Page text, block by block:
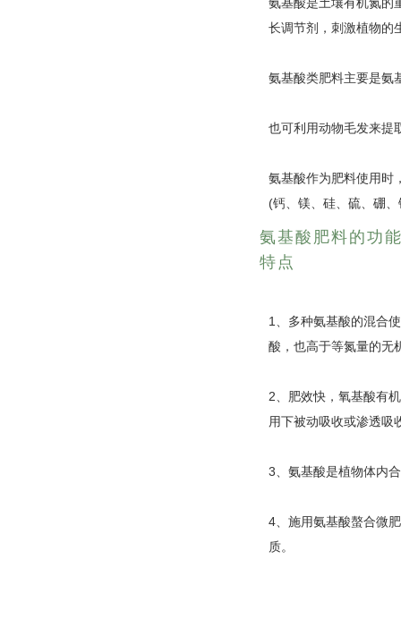
长调节剂，刺激植物的
氨基酸类肥料主要是氨
也可利用动物毛发来提
氨基酸作为肥料使用时
(钙、镁、硅、硫、硼
氨基酸肥料的功
特点
1、多种氨基酸的混合
酸，也高于等氮量的无
2、肥效快，氧基酸有
用下被动吸收或渗透吸
3、氨基酸是植物体内
4、施用氨基酸螯合微
质。